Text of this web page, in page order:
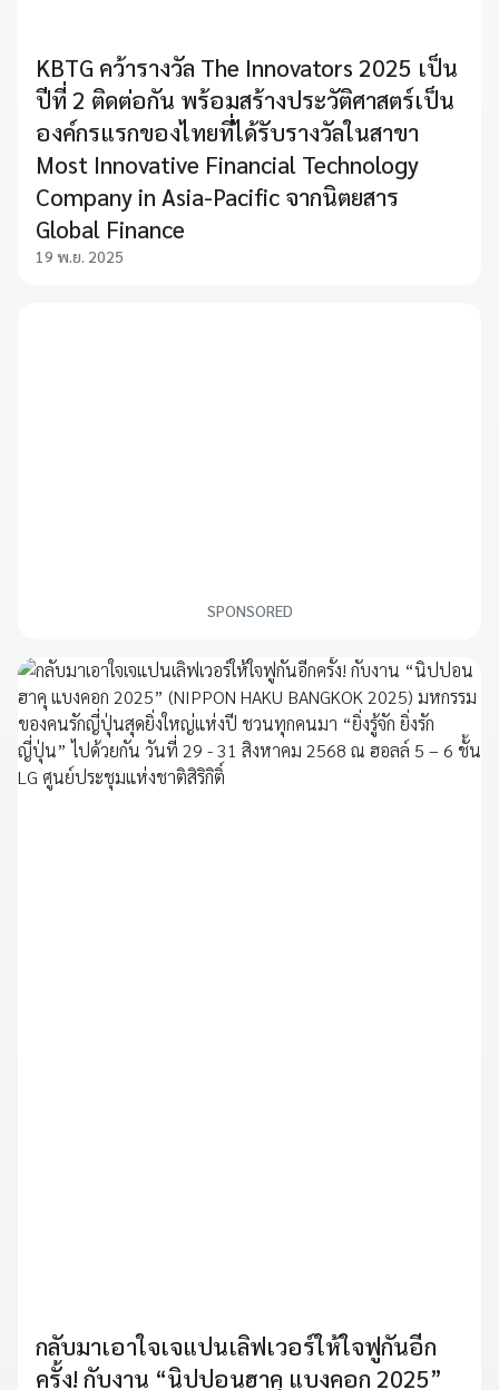
KBTG คว้ารางวัล The Innovators 2025 เป็น
ปีที่ 2 ติดต่อกัน พร้อมสร้างประวัติศาสตร์เป็น
องค์กรแรกของไทยที่ได้รับรางวัลในสาขา
Most Innovative Financial Technology
Company in Asia-Pacific จากนิตยสาร
Global Finance
19 พ.ย. 2025
SPONSORED
กลับมาเอาใจเจแปนเลิฟเวอร์ให้ใจฟูกันอีก
ครั้ง! กับงาน “นิปปอนฮาคุ แบงคอก 2025”